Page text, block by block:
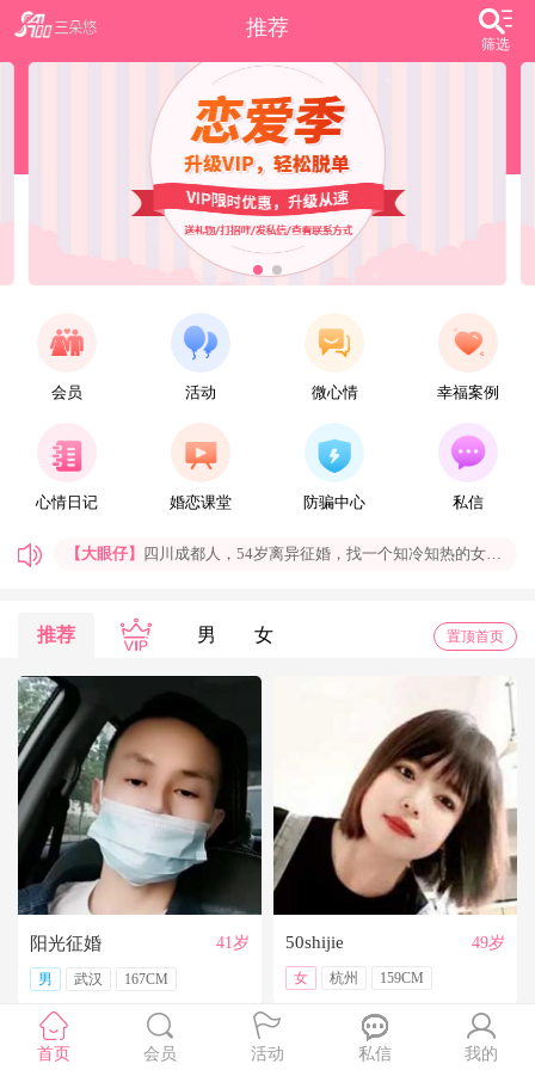
推荐
筛选
会员 活动 微心情 幸福案例
心情日记 婚恋课堂 防骗中心 私信
【大眼仔】
四川成都人，54岁离异征婚，找一个知冷知热的女人结婚过日子，非诚勿扰
【一米阳光】
上海征婚，找一位条件好点、能结婚的伴侣成家
【玉兰花】 山东济南本人，离异带一女儿，大龄男征婚，非诚勿扰。
【红玫】
【乐园】湖北蕲春离异大龄女征婚，找一个蕲春的、60岁上下的男士结婚，共同过日子，不诚勿扰
【携手到老】
今天开通钻石会员了，给我来信吧，我能看到你的联系方式哦
【铭铭】40岁未婚上海杨浦男征婚，外地人或者上海人都可以，不介意是否离异，三观合适即可，速与我联系。
【任子君】
现居深圳罗湖区，44岁，离异，在深圳工作，找一个大方、善良，会疼爱人的女子做老婆，希望​‌‌能在这里遇见你，非诚勿扰。
【张小英】想找一个心动的人
推荐 男 女 置顶首页
阳光征婚 41岁
男 武汉 167CM
50shijie 49岁
女 杭州 159CM
首页 会员 活动 私信 我的